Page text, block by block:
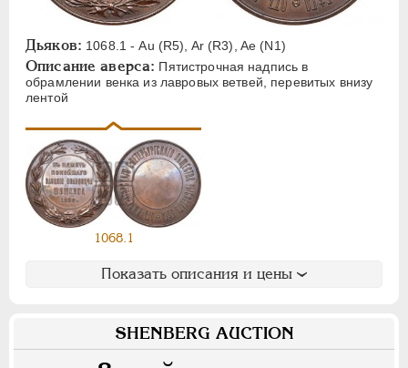
Дьяков: 1068.1 - Au (R5), Ar (R3), Ae (N1)
Описание аверса: Пятистрочная надпись в
обрамлении венка из лавровых ветвей, перевитых внизу
лентой
1068.1
Показать описания и цены
SHENBERG AUCTION
C E F H J K
M
S Z
Русская надпись
М О П
Ф
Х Э
Цифры
СЕРИИ МЕДАЛЕЙ 1600-1881